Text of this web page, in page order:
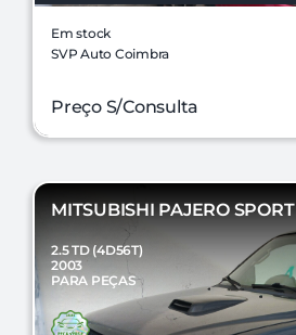
Em stock
SVP Auto Coimbra
Preço S/Consulta
MITSUBISHI PAJERO SPORT
2.5 TD (4D56T)
2003
PARA PEÇAS